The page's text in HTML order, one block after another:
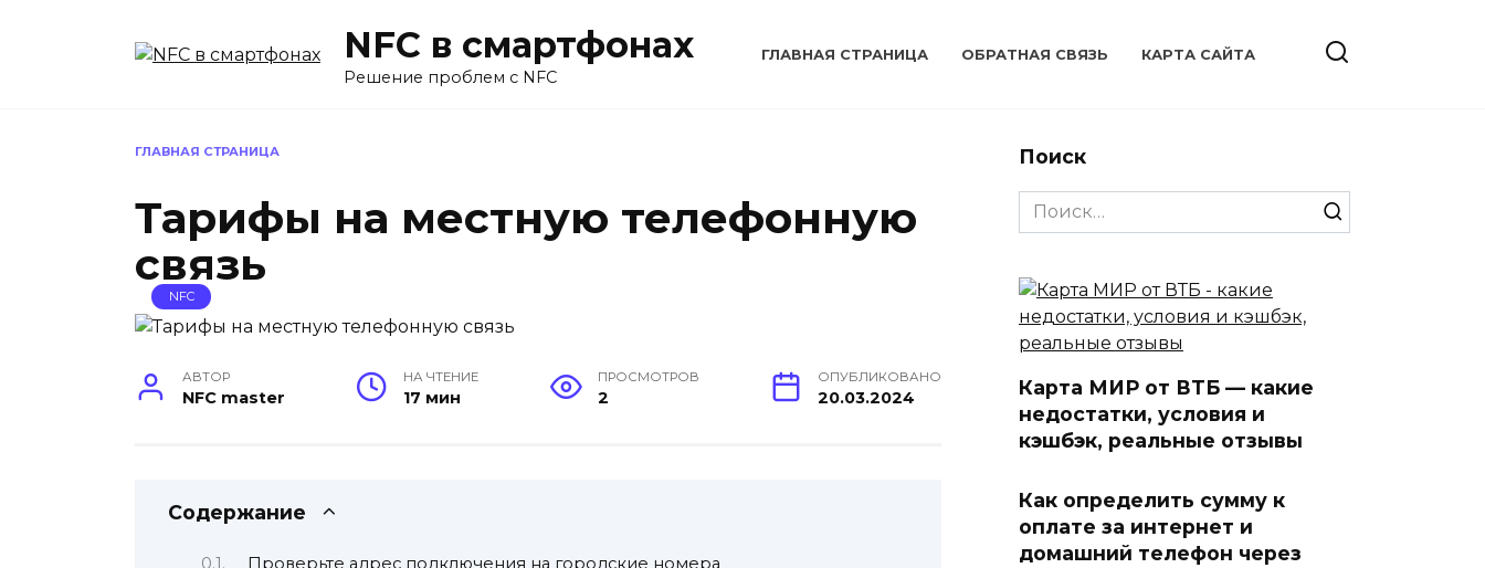
NFC в смартфонах
Решение проблем с NFC
ГЛАВНАЯ СТРАНИЦА ОБРАТНАЯ СВЯЗЬ КАРТА САЙТА
ГЛАВНАЯ СТРАНИЦА
Тарифы на местную телефонную
связь
NFC
АВТОР
NFC master
НА ЧТЕНИЕ
17 мин
ПРОСМОТРОВ
2
ОПУБЛИКОВАНО
20.03.2024
Содержание
Проверьте адрес подключения на городские номера
Поиск
Search
for:
Карта МИР от ВТБ — какие
недостатки, условия и
кэшбэк, реальные отзывы
Как определить сумму к
оплате за интернет и
домашний телефон через